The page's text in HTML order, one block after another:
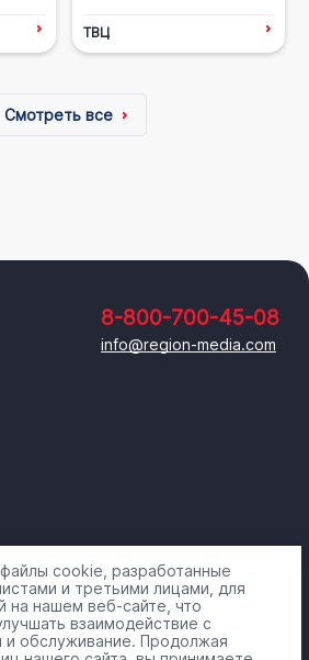
ТВЦ
Смотреть все
8-800-700-45-08
info@region-media.com
cookie, разработанные
и третьими лицами, для
на нашем веб-сайте, что
взаимодействие с
и обслуживание. Продолжая